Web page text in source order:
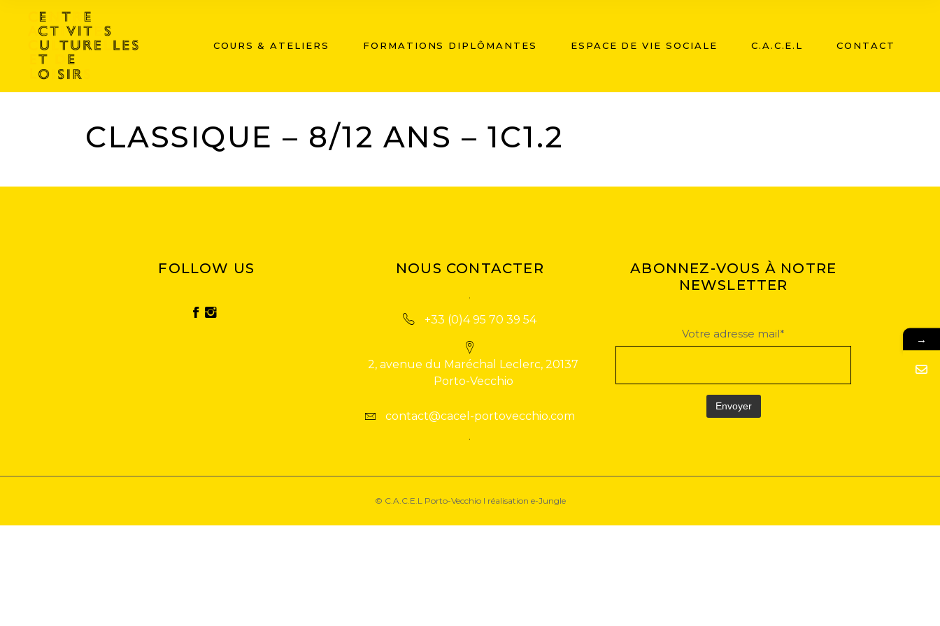
COURS & ATELIERS FORMATIONS DIPLÔMANTES ESPACE DE VIE SOCIALE C.A.C.E.L CONTACT
CLASSIQUE – 8/12 ANS – 1C1.2
FOLLOW US NOUS CONTACTER
+33 (0)4 95 70 39 54
2, avenue du Maréchal Leclerc, 20137
Porto-Vecchio
contact@cacel-portovecchio.com
ABONNEZ-VOUS À NOTRE
NEWSLETTER
Votre adresse mail*
© C.A.C.E.L Porto-Vecchio I réalisation e-Jungle
→